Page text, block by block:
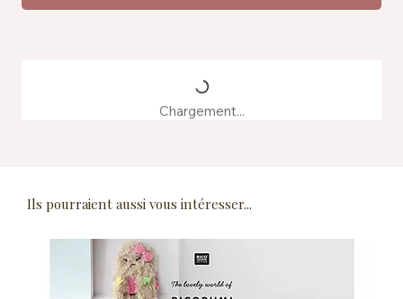
Chargement...
Ils pourraient aussi vous intéresser...